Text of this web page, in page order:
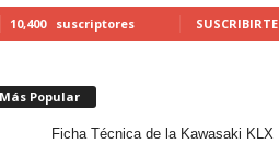
10,400 suscriptores SUSCRIBIRTE
Popular
Ficha Técnica de la Kawasaki KLX